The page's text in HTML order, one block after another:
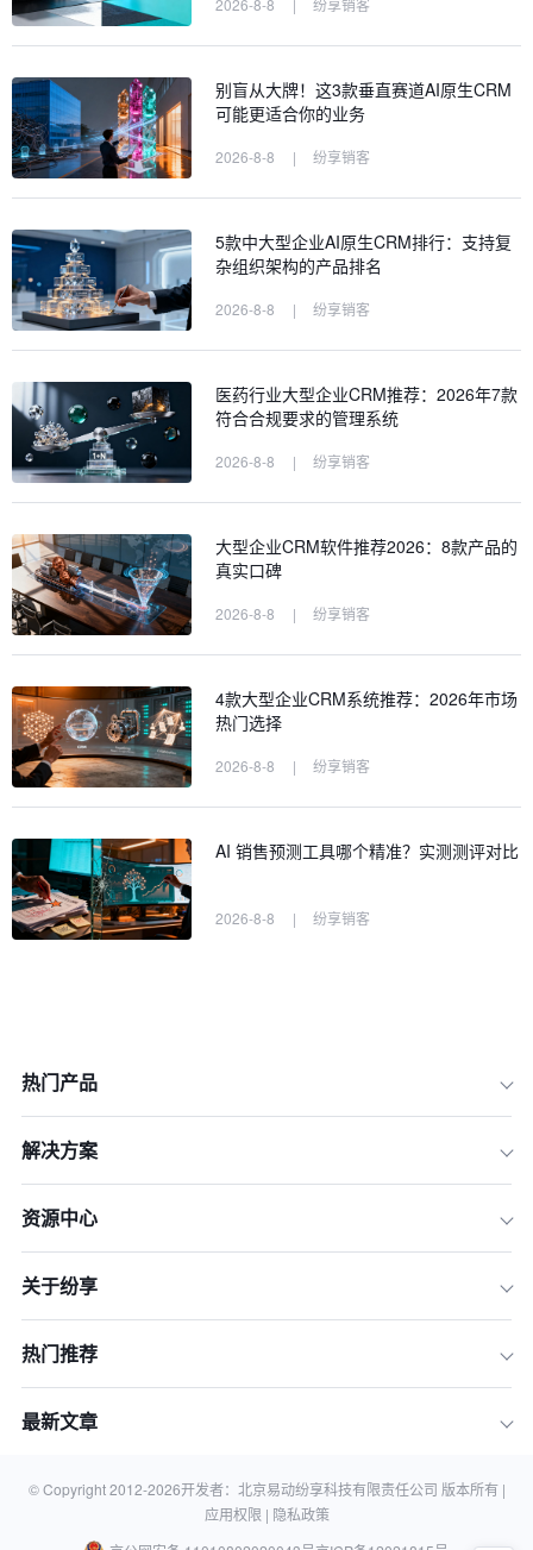
四、危机处理能力
八、商业意识
别盲从大牌！这3款垂直赛道AI原生CRM
可能更适合你的业务
2026-8-8 | 纷享销客
5款中大型企业AI原生CRM排行：支持复
杂组织架构的产品排名
2026-8-8 | 纷享销客
医药行业大型企业CRM推荐：2026年7款
符合合规要求的管理系统
2026-8-8 | 纷享销客
大型企业CRM软件推荐2026：8款产品的
真实口碑
2026-8-8 | 纷享销客
4款大型企业CRM系统推荐：2026年市场
热门选择
2026-8-8 | 纷享销客
AI 销售预测工具哪个精准？实测测评对比
2026-8-8 | 纷享销客
热门产品
解决方案
资源中心
关于纷享
热门推荐
最新文章
© Copyright 2012-2026开发者：北京易动纷享科技有限责任公司 版本所有 |
应用权限 | 隐私政策